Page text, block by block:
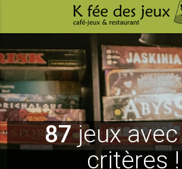
87jeux
critères !